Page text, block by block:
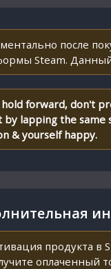
после
Steam.
forward, don't
by lapping the
& yourself happy.
продукта в
оплаченный